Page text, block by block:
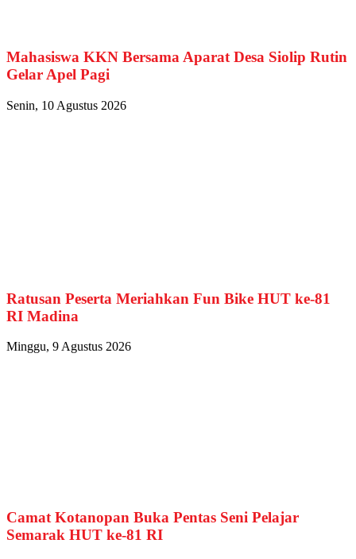
Mahasiswa KKN Bersama Aparat Desa Siolip Rutin
Gelar Apel Pagi
Senin, 10 Agustus 2026
Ratusan Peserta Meriahkan Fun Bike HUT ke-81
RI Madina
Minggu, 9 Agustus 2026
Camat Kotanopan Buka Pentas Seni Pelajar
Semarak HUT ke-81 RI